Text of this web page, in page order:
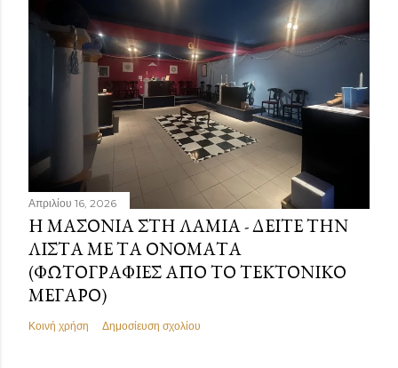
Απριλίου 16, 2026
Η ΜΑΣΟΝΊΑ ΣΤΗ ΛΑΜΊΑ - ΔΕΊΤΕ ΤΗΝ
ΛΊΣΤΑ ΜΕ ΤΑ ΟΝΌΜΑΤΑ
(ΦΩΤΟΓΡΑΦΊΕΣ ΑΠΌ ΤΟ ΤΕΚΤΟΝΙΚΌ
ΜΈΓΑΡΟ)
Κοινή χρήση Δημοσίευση σχολίου